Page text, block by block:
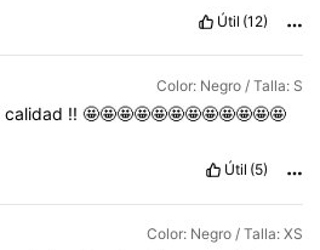
Útil (12)
Color: Negro / Talla: S
calidad !! 🤩🤩🤩🤩🤩🤩🤩🤩🤩🤩🤩🤩
Útil (5)
Color: Negro / Talla: XS